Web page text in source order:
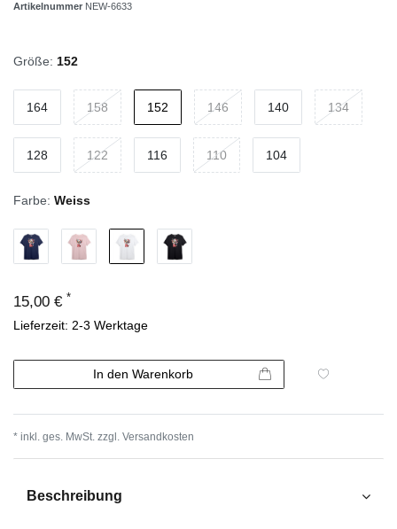
Artikelnummer NEW-6633
Größe: 152
164 158 152 146 140 134
128 122 116 110 104
Farbe: Weiss
15,00 € *
Lieferzeit: 2-3 Werktage
In den Warenkorb
* inkl. ges. MwSt. zzgl. Versandkosten
Beschreibung